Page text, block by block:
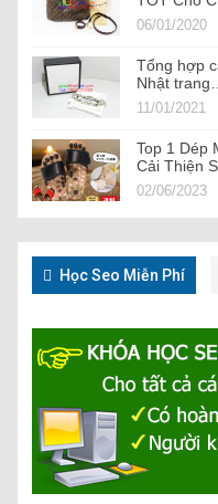
06/01/2020
Tổng hợp
Nhật
11/01/2021
Top 1 Dép
Cải Thiện
02/06/2023
Học Seo Miễn Phí